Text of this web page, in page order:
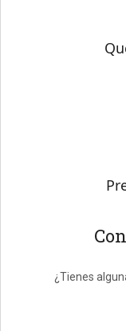
Sobre
¿Tienes